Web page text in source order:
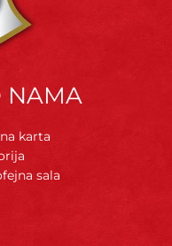
NAMA
karta
sala